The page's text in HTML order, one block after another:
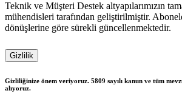
Teknik ve Müşteri Destek altyapılarımızın
mühendisleri tarafından geliştirilmiştir.
dönüşlerine göre sürekli güncellenmektedir.
Gizlilik
Gizliliğinize önem veriyoruz. 5809 sayılı kanun ve tüm
alıyoruz.